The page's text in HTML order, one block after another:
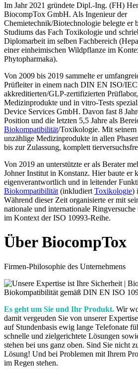
Im Jahr 2021 gründete Dipl.-Ing. (FH)
BiocompTox GmbH. Als Ingenieur der
Chemietechnik/Biotechnologie belegte er
Studiums das Fach Toxikologie und
Diplomarbeit im selben Fachbereich
einer einheimischen Wildpflanze im
Phytopharmaka).
Von 2009 bis 2019 sammelte er
Prüfleiter in einem nach DIN EN ISO/
akkreditierten/GLP-zertifizierten
Medizinprodukte und in vitro-Tests
Device Services GmbH. Davon fast 8
Position und die letzten 5,5 Jahre als
Biokompatibilität/Toxikologie. Mit seinem
unzählige Medizinprodukte in allen
bis zur Zulassung, komplett
Von 2019 an unterstützte er als Berater
Johner Institut in Konstanz. Hier baute er
eigenverantwortlich und in leitender
Biokompatibilität (inkludiert Toxikologie)
Während dieser Zeit organisierte er mit
nationale und internationale
im Kontext der ISO 10993-Reihe.
Über BiocompTox
Firmen-Philosophie des Unternehmens
Es geht um Sie und Ihr Produkt. Wir
damit vergeuden Sie von unserer
auf Stundenbasis ewig lange Telefonate
schnelle und zielgerichtete Lösungen
stehen bei uns ganz oben. Sind Sie nicht
Lösung! Und bei Problemen mit Ihrem
im Regen stehen.